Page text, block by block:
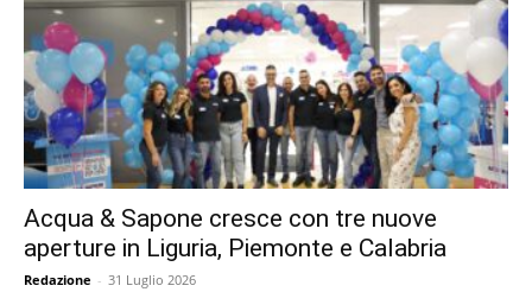
Acqua & Sapone cresce con tre nuove
aperture in Liguria, Piemonte e Calabria
Redazione - 31 Luglio 2026